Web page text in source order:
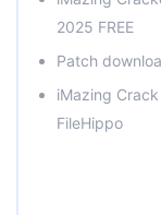
2025 FREE
Patch
iMazing
FileHippo